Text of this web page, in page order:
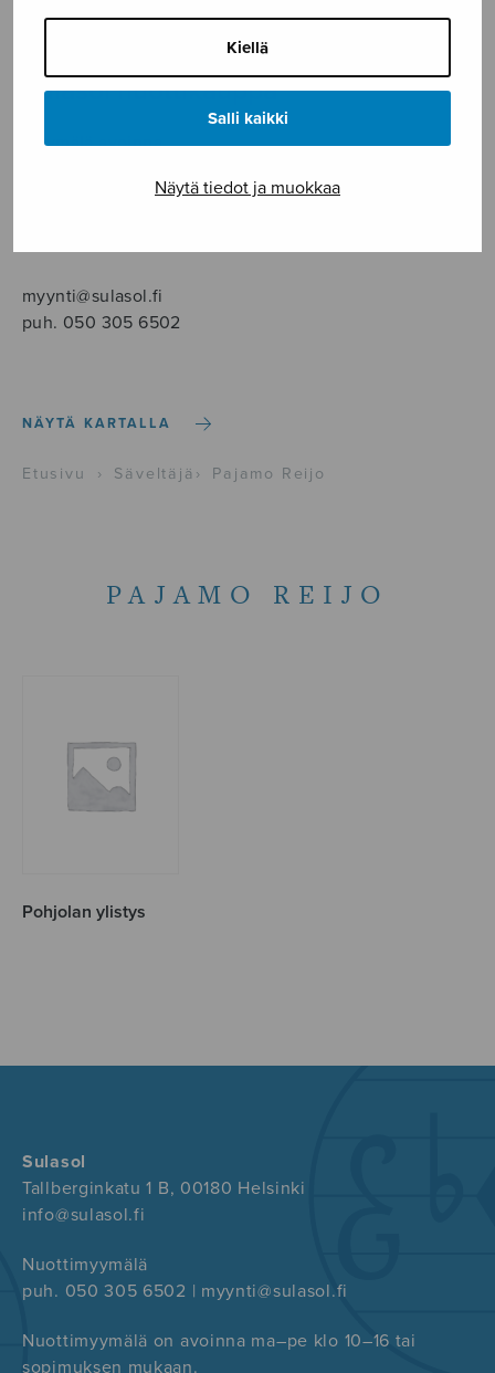
Kiellä
Salli kaikki
Näytä tiedot ja muokkaa
YLEINEN
Sulasol nuottikauppa
Myymälä avoinna
myynti@sulasol.fi
puh. 050 305 6502
NÄYTÄ KARTALLA
Etusivu › Säveltäjä › Pajamo Reijo
PAJAMO REIJO
Pohjolan ylistys
Sulasol
Tallberginkatu 1 B, 00180 Helsinki
info@sulasol.fi
Nuottimyymälä
puh. 050 305 6502 | myynti@sulasol.fi
Nuottimyymälä on avoinna ma–pe klo 10–16 tai
sopimuksen mukaan.